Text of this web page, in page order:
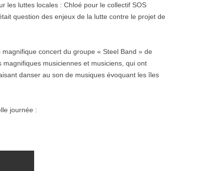
les luttes locales : Chloé pour le collectif SOS
question des enjeux de la lutte contre le projet de
concert du groupe « Steel Band » de
musiciennes et musiciens, qui ont
danser au son de musiques évoquant les îles
journée :